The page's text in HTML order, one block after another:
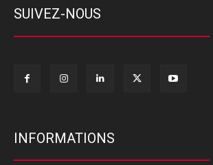
SUIVEZ-NOUS
INFORMATIONS